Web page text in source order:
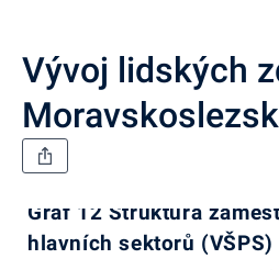
Vývoj lidských
Graf 12 Struktura
hlavních sektorů (VŠPS)